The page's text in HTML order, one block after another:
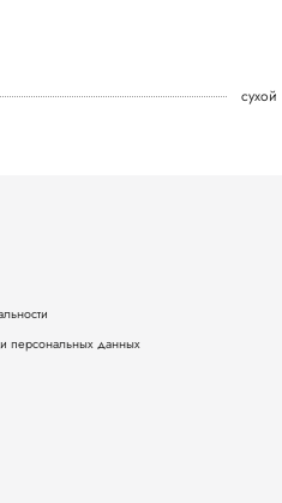
сухой
персональных данных